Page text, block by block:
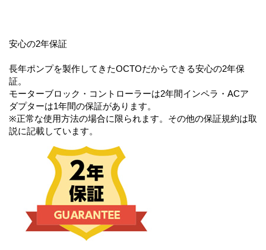
安心の2年保証
長年ポンプを製作してきたOCTOだからできる安心の2年保
証。
モーターブロック・コントローラーは2年間インペラ・ACア
ダプターは1年間の保証があります。
※正常な使用方法の場合に限られます。その他の保証規約は取
説に記載しています。